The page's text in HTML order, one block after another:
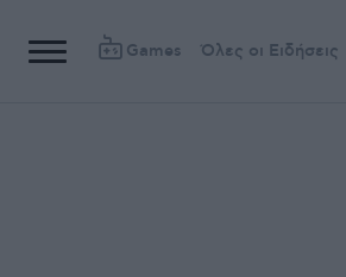
Games Όλες οι Ειδήσεις